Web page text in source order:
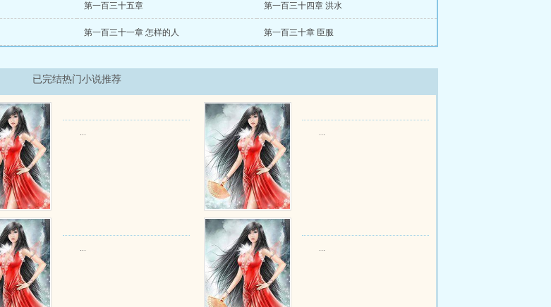
第一百三十五章 第一百三十四章 洪水
第一百三十一章 怎样的人 第一百三十章 臣服
已完结热门小说推荐
... ...
... ...